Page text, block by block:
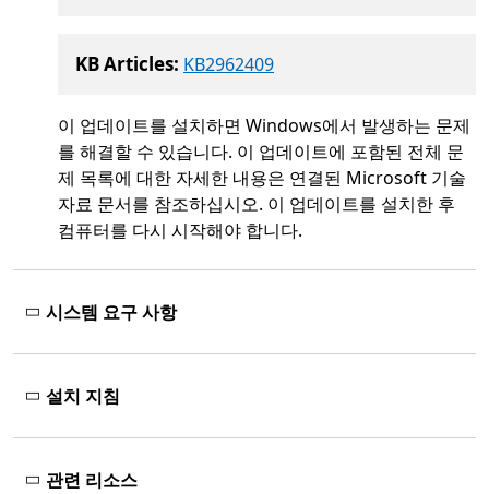
KB Articles: KB2962409
이 업데이트를 설치하면 Windows에서 발생하는 문제
를 해결할 수 있습니다. 이 업데이트에 포함된 전체 문
제 목록에 대한 자세한 내용은 연결된 Microsoft 기술
자료 문서를 참조하십시오. 이 업데이트를 설치한 후
컴퓨터를 다시 시작해야 합니다.
시스템 요구 사항
설치 지침
관련 리소스